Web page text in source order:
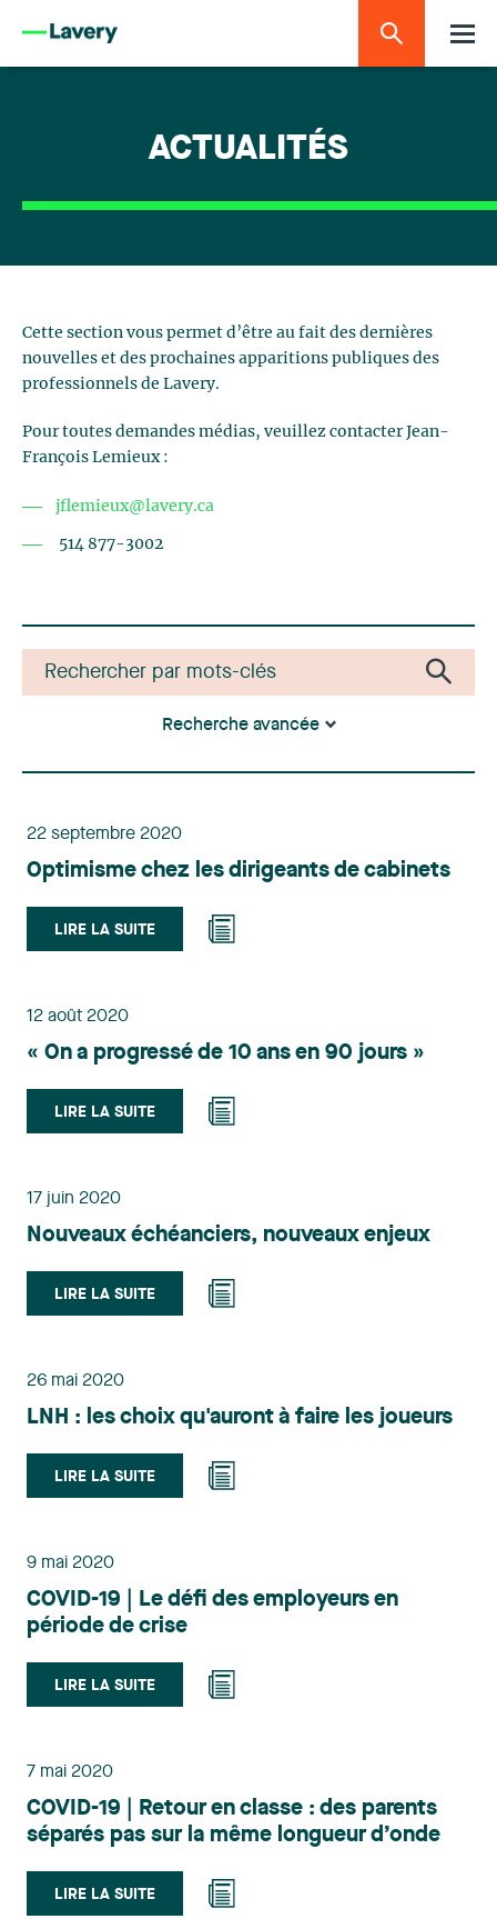
ACTUALITÉS
Cette section vous permet d’être au fait des dernières
nouvelles et des prochaines apparitions publiques des
professionnels de Lavery.
Pour toutes demandes médias, veuillez contacter Jean-
François Lemieux :
jflemieux@lavery.ca
514 877-3002
Recherche avancée
22 septembre 2020
Optimisme chez les dirigeants de cabinets
LIRE LA SUITE
12 août 2020
« On a progressé de 10 ans en 90 jours »
LIRE LA SUITE
17 juin 2020
Nouveaux échéanciers, nouveaux enjeux
LIRE LA SUITE
26 mai 2020
LNH : les choix qu'auront à faire les joueurs
LIRE LA SUITE
9 mai 2020
COVID-19 | Le défi des employeurs en
période de crise
LIRE LA SUITE
7 mai 2020
COVID-19 | Retour en classe : des parents
séparés pas sur la même longueur d’onde
LIRE LA SUITE